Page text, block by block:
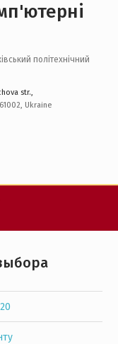
політехнічний
str.,
Ukraine